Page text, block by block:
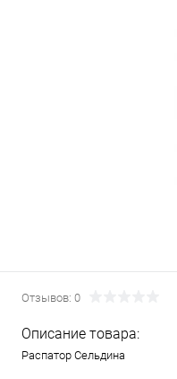
Отзывов: 0
Описание товара:
Распатор Сельдина